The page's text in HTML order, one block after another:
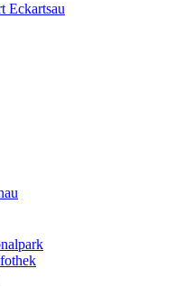
Eckartsau